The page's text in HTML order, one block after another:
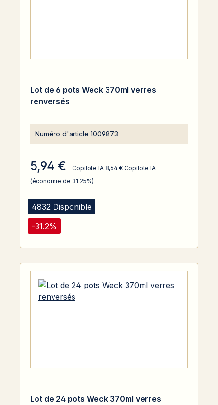
4832 Disponible
-31.2%
Lot de 6 pots Weck 370ml verres
renversés
Numéro d'article 1009873
5,94 € Copilote IA 8,64 € Copilote IA
(économie de 31.25%)
Lot de 24 pots Weck 370ml verres